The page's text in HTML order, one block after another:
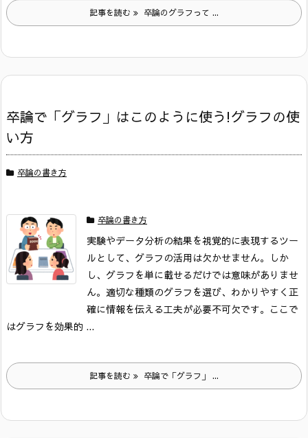
記事を読む 卒論のグラフって ...
卒論で「グラフ」はこのように使う!グラフの使
い方
卒論の書き方
卒論の書き方
実験やデータ分析の結果を視覚的に表現するツー
ルとして、グラフの活用は欠かせません。しか
し、グラフを単に載せるだけでは意味がありませ
ん。適切な種類のグラフを選び、わかりやすく正
確に情報を伝える工夫が必要不可欠です。ここで
はグラフを効果的 ...
記事を読む 卒論で「グラフ」 ...